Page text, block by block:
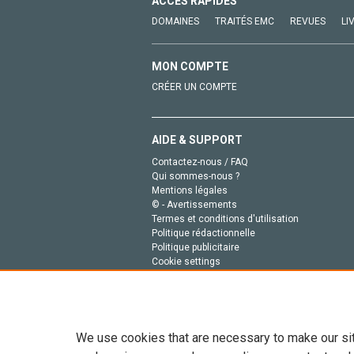
DOMAINES TRAITÉS EMC REVUES
MON COMPTE
CRÉER UN COMPTE
AIDE & SUPPORT
Contactez-nous / FAQ
Qui sommes-nous ?
Mentions légales
© - Avertissements
Termes et conditions d'utilisation
Politique rédactionnelle
Politique publicitaire
Cookie settings
We use cookies that are necessary to make our